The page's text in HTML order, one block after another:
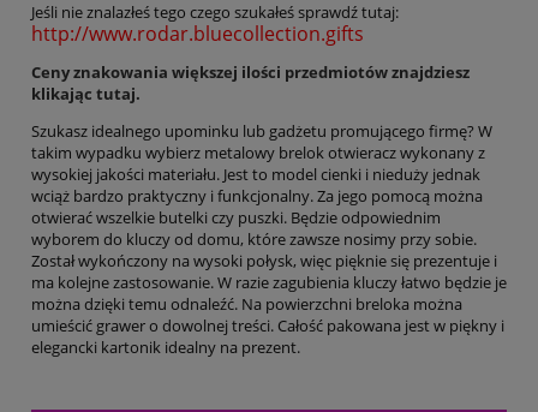
Jeśli nie znalazłeś tego czego szukałeś sprawdź tutaj:
http://www.rodar.bluecollection.gifts
Ceny znakowania większej ilości przedmiotów znajdziesz
klikając tutaj.
Szukasz idealnego upominku lub gadżetu promującego firmę? W
takim wypadku wybierz metalowy brelok otwieracz wykonany z
wysokiej jakości materiału. Jest to model cienki i nieduży jednak
wciąż bardzo praktyczny i funkcjonalny. Za jego pomocą można
otwierać wszelkie butelki czy puszki. Będzie odpowiednim
wyborem do kluczy od domu, które zawsze nosimy przy sobie.
Został wykończony na wysoki połysk, więc pięknie się prezentuje i
ma kolejne zastosowanie. W razie zagubienia kluczy łatwo będzie je
można dzięki temu odnaleźć. Na powierzchni breloka można
umieścić grawer o dowolnej treści. Całość pakowana jest w piękny i
elegancki kartonik idealny na prezent.